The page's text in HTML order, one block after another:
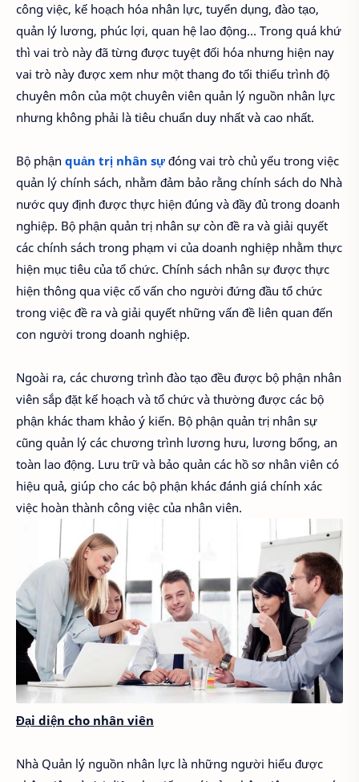
công việc, kế hoạch hóa nhân lực, tuyển dụng, đào tạo,
quản lý lương, phúc lợi, quan hệ lao động… Trong quá khứ
thì vai trò này đã từng được tuyệt đối hóa nhưng hiện nay
vai trò này được xem như một thang đo tối thiểu trình độ
chuyên môn của một chuyên viên quản lý nguồn nhân lực
nhưng không phải là tiêu chuẩn duy nhất và cao nhất.
Bộ phận quản trị nhân sự đóng vai trò chủ yếu trong việc
quản lý chính sách, nhằm đảm bảo rằng chính sách do Nhà
nước quy định được thực hiện đúng và đầy đủ trong doanh
nghiệp. Bộ phận quản trị nhân sự còn đề ra và giải quyết
các chính sách trong phạm vi của doanh nghiệp nhằm thực
hiện mục tiêu của tổ chức. Chính sách nhân sự được thực
hiện thông qua việc cố vấn cho người đứng đầu tổ chức
trong việc đề ra và giải quyết những vấn đề liên quan đến
con người trong doanh nghiệp.
Ngoài ra, các chương trình đào tạo đều được bộ phận nhân
viên sắp đặt kế hoạch và tổ chức và thường được các bộ
phận khác tham khảo ý kiến. Bộ phận quản trị nhân sự
cũng quản lý các chương trình lương hưu, lương bổng, an
toàn lao động. Lưu trữ và bảo quản các hồ sơ nhân viên có
hiệu quả, giúp cho các bộ phận khác đánh giá chính xác
việc hoàn thành công việc của nhân viên.
Đại diện cho nhân viên
Nhà Quản lý nguồn nhân lực là những người hiểu được